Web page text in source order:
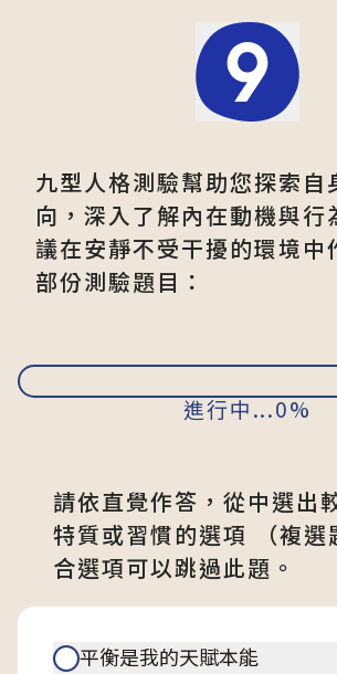
九型人格測驗幫助您探索自
向，深入了解內在動機與行
議在安靜不受干擾的環境中
部份測驗題目：
進行中...0%
請依直覺作答，從中選出
特質或習慣的選項 （複選
合選項可以跳過此題。
平衡是我的天賦本能